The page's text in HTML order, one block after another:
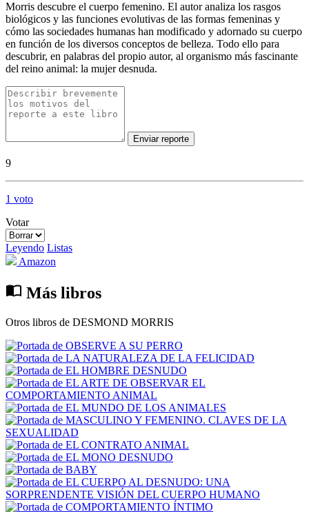
Morris descubre el cuerpo femenino. El autor analiza los rasgos
biológicos y las funciones evolutivas de las formas femeninas y
cómo las sociedades humanas han modificado y adornado su cuerpo
en función de los diversos conceptos de belleza. Todo ello para
descubrir, en palabras del propio autor, al organismo más fascinante
del reino animal: la mujer desnuda.
Enviar reporte
9
1 voto
Votar
Leyendo Listas
Amazon
import_contacts Más libros
Otros libros de DESMOND MORRIS